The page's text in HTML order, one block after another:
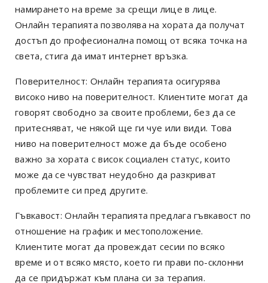
намирането на време за срещи лице в лице.
Онлайн терапията позволява на хората да получат
достъп до професионална помощ от всяка точка на
света, стига да имат интернет връзка.
Поверителност: Онлайн терапията осигурява
високо ниво на поверителност. Клиентите могат да
говорят свободно за своите проблеми, без да се
притесняват, че някой ще ги чуе или види. Това
ниво на поверителност може да бъде особено
важно за хората с висок социален статус, които
може да се чувстват неудобно да разкриват
проблемите си пред другите.
Гъвкавост: Онлайн терапията предлага гъвкавост по
отношение на график и местоположение.
Клиентите могат да провеждат сесии по всяко
време и от всяко място, което ги прави по-склонни
да се придържат към плана си за терапия.